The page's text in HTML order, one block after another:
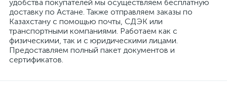
удобства покупателей мы осуществляем бесплатную
доставку по Астане. Также отправляем заказы по
Казахстану с помощью почты, СДЭК или
транспортными компаниями. Работаем как с
физическими, так и с юридическими лицами.
Предоставляем полный пакет документов и
сертификатов.